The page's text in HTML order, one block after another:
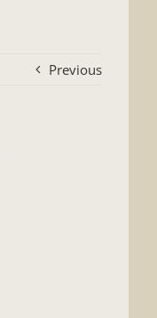
Previous